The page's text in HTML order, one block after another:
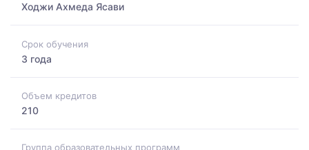
Ходжи Ахмеда Ясави
Срок обучения
3 года
Объем кредитов
210
Группа образовательных программ